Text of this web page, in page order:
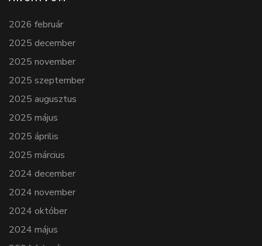
2026 február
2025 december
2025 november
2025 szeptember
2025 augusztus
2025 május
2025 április
2025 március
2024 december
2024 november
2024 október
2024 május